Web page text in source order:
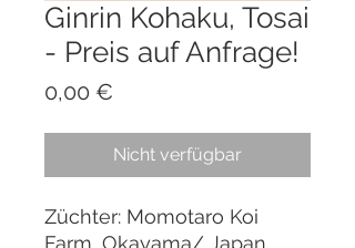
Ginrin Kohaku, Tosai
- Preis auf Anfrage!
0,00 €
Nicht verfügbar
Züchter: Momotaro Koi
Farm, Okayama/ Japan